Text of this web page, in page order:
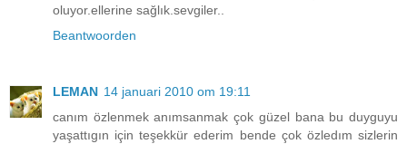
oluyor.ellerine sağlık.sevgiler..
Beantwoorden
LEMAN 14 januari 2010 om 19:11
canım özlenmek anımsanmak çok güzel bana bu duyguyu
yaşattıgın için teşekkür ederim bende çok özledım sizlerin